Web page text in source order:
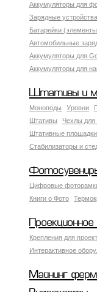
Аккумуляторы для
Зарядные
Батарейки
Автомобильные
Аккумуляторы для
Аккумуляторы для
Штативы и
Моноподы Уровни
Штативы
Чехлы для
Штативные площадки
Стабилизаторы и
Цифровые
Книги о Фото
Крепления для
Интерактивное
Майнинг